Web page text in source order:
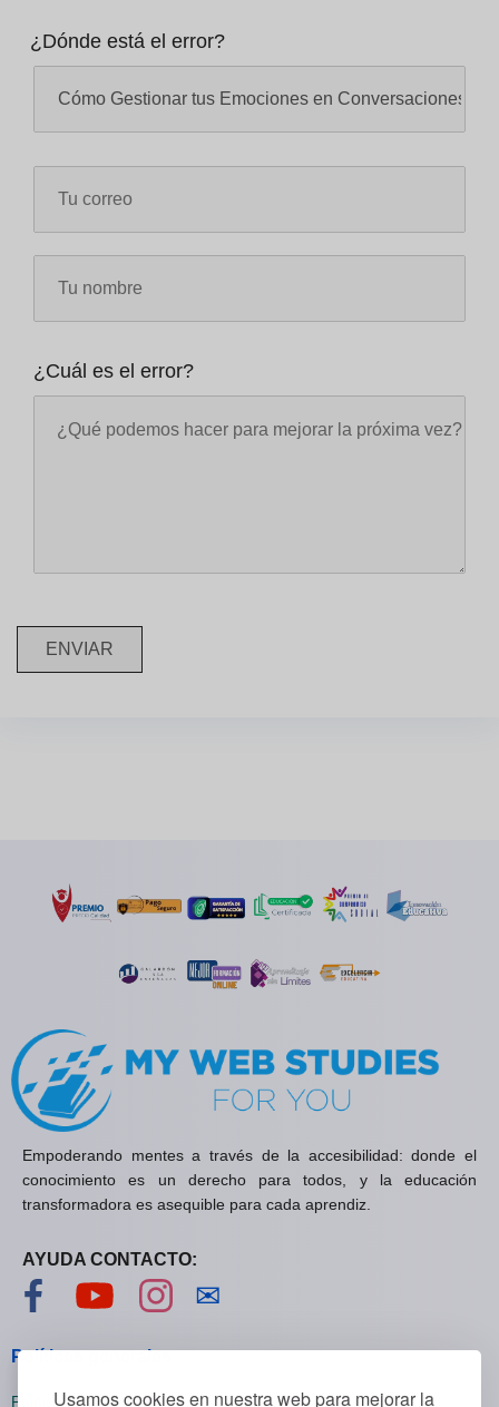
Usamos cookies en nuestra web para mejorar la
¿Dónde está el error?
¿Cuál es el error?
ENVIAR
Empoderando mentes a través de la accesibilidad: donde el
conocimiento es un derecho para todos, y la educación
transformadora es asequible para cada aprendiz.
AYUDA CONTACTO:
Visítanos en Facebook
Visítanos en YouTube
Visítanos en Instagram
✉
Políticas generales
Políticas de privacidad